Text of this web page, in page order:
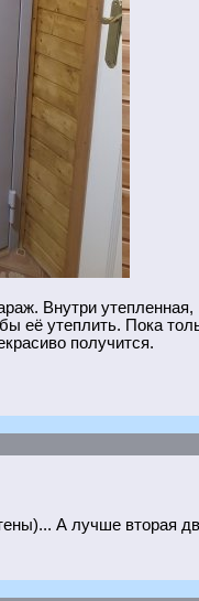
Внутри
её утеплить. Пока
получится.
А лучше вторая